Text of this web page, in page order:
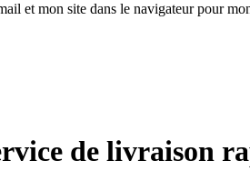
et mon site dans le navigateur pour
de livraison